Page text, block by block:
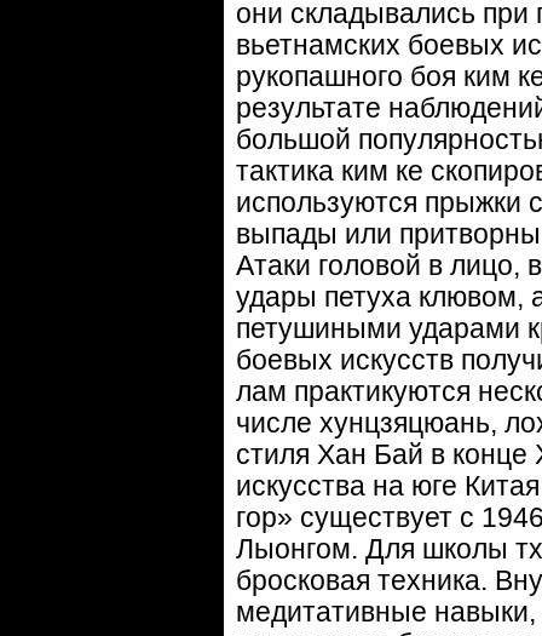
они складывались
вьетнамских боевых
рукопашного боя ким
результате
большой
тактика ким ке
используются
выпады или
Атаки головой в лицо,
удары петуха клювом,
петушиными ударами
боевых искусств
лам практикуются
числе хунцзяцюань,
стиля Хан Бай в конце
искусства на юге
гор» существует с
Лыонгом. Для школы
бросковая техника.
медитативные